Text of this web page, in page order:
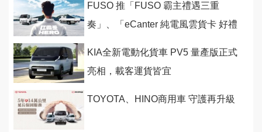
FUSO 推「FUSO 霸主禮遇三重
奏」、「eCanter 純電風雲貨卡 好禮
KIA全新電動化貨車 PV5 量產版正式
亮相，載客運貨皆宜
TOYOTA、HINO商用車 守護再升級